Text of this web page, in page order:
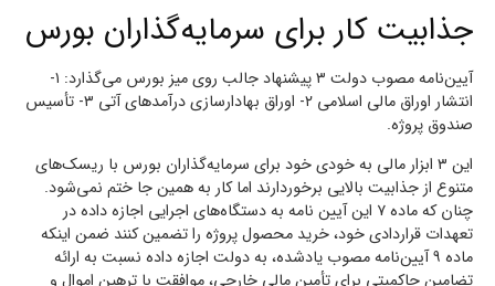
جذابیت کار برای سرمایه‌گذاران بورس
آیین‌نامه مصوب دولت ۳ پیشنهاد جالب روی میز بورس می‌گذارد: ۱-
انتشار اوراق مالی اسلامی ۲- اوراق بهادارسازی درآمدهای آتی ۳- تأسیس
صندوق پروژه.
این ۳ ابزار مالی به خودی خود برای سرمایه‌گذاران بورس با ریسک‌های
متنوع از جذابیت بالایی برخوردارند اما کار به همین جا ختم نمی‌شود.
چنان که ماده ۷ این آیین نامه به دستگاه‌های اجرایی اجازه داده در
تعهدات قراردادی خود، خرید محصول پروژه را تضمین کنند ضمن اینکه
ماده ۹ آیین‌نامه مصوب یادشده، به دولت اجازه داده نسبت به ارائه
تضامین حاکمیتی برای تأمین مالی خارجی، موافقت با ترهین اموال و